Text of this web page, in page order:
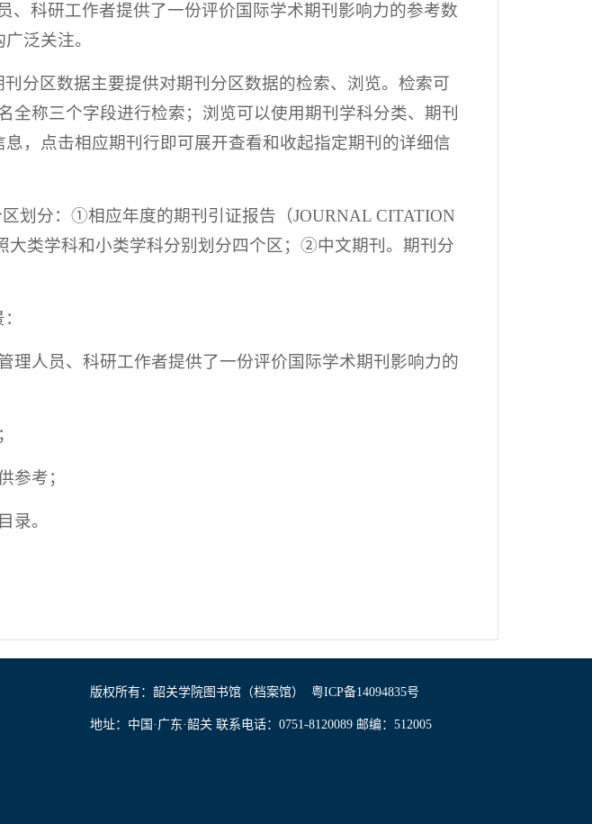
、科研工作者提供了一份评价国际学术期刊影响力的参考数
泛关注。
分区数据主要提供对期刊分区数据的检索、浏览。检索可
全称三个字段进行检索；浏览可以使用期刊学科分类、期刊
，点击相应期刊行即可展开查看和收起指定期刊的详细信
划分：①相应年度的期刊引证报告（JOURNAL CITATION
大类学科和小类学科分别划分四个区；②中文期刊。期刊分
理人员、科研工作者提供了一份评价国际学术期刊影响力的
参考；
录。
版权所有：韶关学院图书馆（档案馆） 粤ICP备14094835号
地址：中国·广东·韶关 联系电话：0751-8120089 邮编：512005